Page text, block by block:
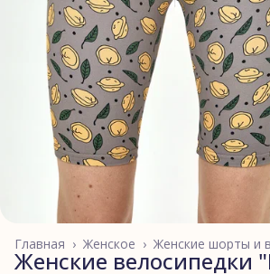
Женские шорты и
Женское ›
Главная ›
Женские велосипедки